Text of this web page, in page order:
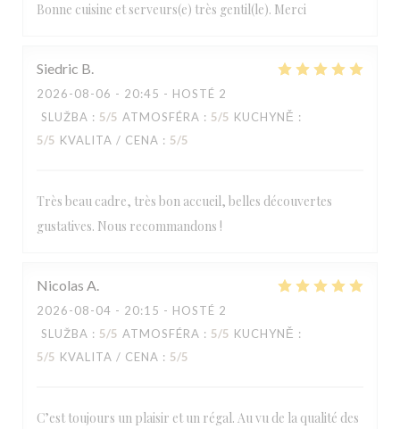
Bonne cuisine et serveurs(e) très gentil(le). Merci
Siedric B
2026-08-06 - 20:45 - HOSTÉ 2
SLUŽBA : 5/5 ATMOSFÉRA : 5/5 KUCHYNĚ :
5/5 KVALITA / CENA : 5/5
Très beau cadre, très bon accueil, belles découvertes
gustatives. Nous recommandons !
Nicolas A
2026-08-04 - 20:15 - HOSTÉ 2
SLUŽBA : 5/5 ATMOSFÉRA : 5/5 KUCHYNĚ :
5/5 KVALITA / CENA : 5/5
C’est toujours un plaisir et un régal. Au vu de la qualité des